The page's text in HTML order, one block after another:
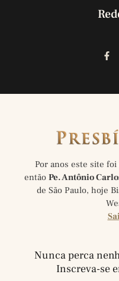
Por anos este site
então Pe. Antônio
de São Paulo, hoje
Nunca perca
Inscreva-se